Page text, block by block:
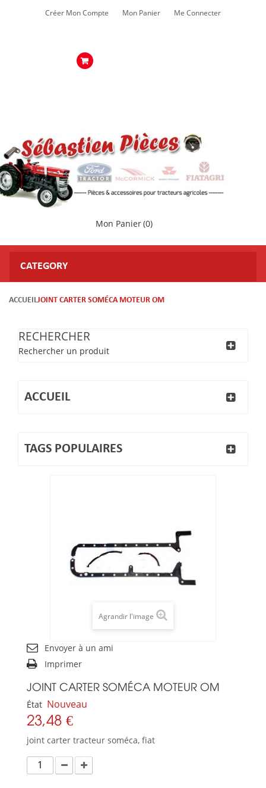
Créer Mon Compte Mon Panier Me Connecter
Mon Panier(0)
CATEGORY
ACCUEILJOINT CARTER SOMÉCA MOTEUR OM
RECHERCHER
Rechercher un produit
ACCUEIL
TAGS POPULAIRES
Agrandir l'image
Envoyer à un ami
Imprimer
JOINT CARTER SOMÉCA MOTEUR OM
État Nouveau
23,48 €
joint carter tracteur soméca, fiat